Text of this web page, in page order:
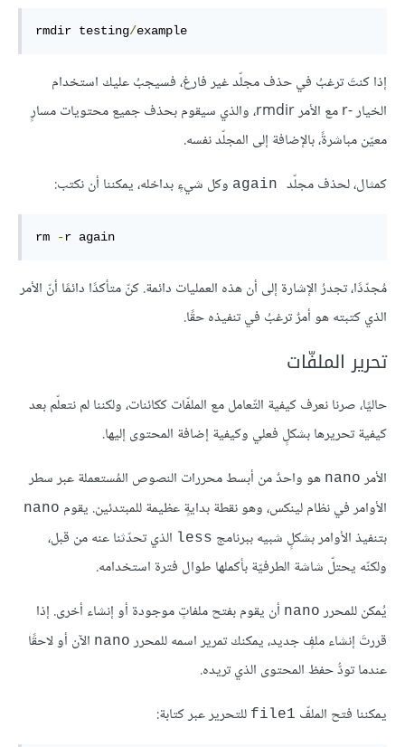
rmdir testing/example
إذا كنتَ ترغبُ في حذف مجلّد غير فارغ، فسيجبُ عليك استخدام
الخيار -r مع الأمر rmdir، والذي سيقوم بحذف جميع محتويات مسارٍ
معيّن مباشرةً، بالإضافة إلى المجلّد نفسه.
كمثال، لحذف مجلّد
وكل شيءٍ بداخله، يمكننا أن نكتب:
rm -r again
مُجدّدًا، تجدرُ الإشارة إلى أن هذه العمليات دائمة. كنّ متأكدًا دائمًا أنّ الأمر
الذي كتبته هو أمرٌ ترغبُ في تنفيذه حقًا.
تحرير الملفّات
حاليًا، صرنا نعرف كيفية التّعامل مع الملفّات ككائنات، ولكننا لم نتعلّم بعد
كيفية تحريرها بشكلٍ فعلي وكيفية إضافة المحتوى إليها.
الأمر nano هو واحدٌ من أبسط محررات النصوص المُستعملة عبر سطر
الأوامر في نظام لينكس، وهو نقطة بدايةٍ عظيمة للمبتدئين. يقوم nano
بتنفيذ الأوامر بشكلٍ شبيه ببرنامج less الذي تحدّثنا عنه من قبل،
ولكنّه يحتلّ شاشة الطرفيّة بأكملها طوال فترة استخدامه.
يُمكن للمحرر nano أن يقوم بفتح ملفاتٍ موجودة أو إنشاء أخرى. إذا
قررتَ إنشاء ملفٍ جديد، يمكنك تمرير اسمه للمحرر nano الآن أو لاحقًا
عندما تودُّ حفظ المحتوى الذي تريده.
يمكننا فتح الملفّ file1 للتحرير عبر كتابة: